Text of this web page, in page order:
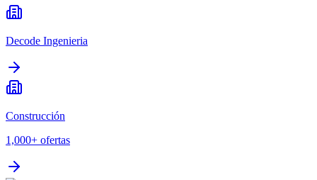
Decode Ingenieria
Construcción
1,000+ ofertas